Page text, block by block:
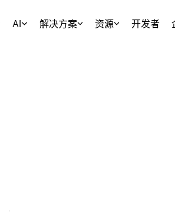
AI 解决方案 资源 开发者